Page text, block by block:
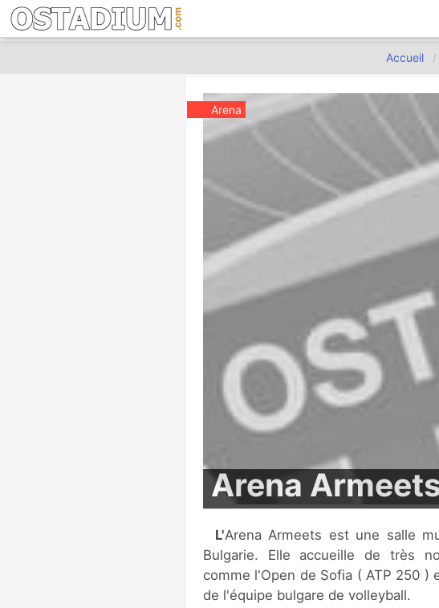
Accueil
Arena
Arena
L'Arena Armeets est une salle multi-fonctions située à Sofia, en
Bulgarie. Elle accueille de très
comme l'Open de Sofia ( ATP 250
de l'équipe bulgare de volleyball.